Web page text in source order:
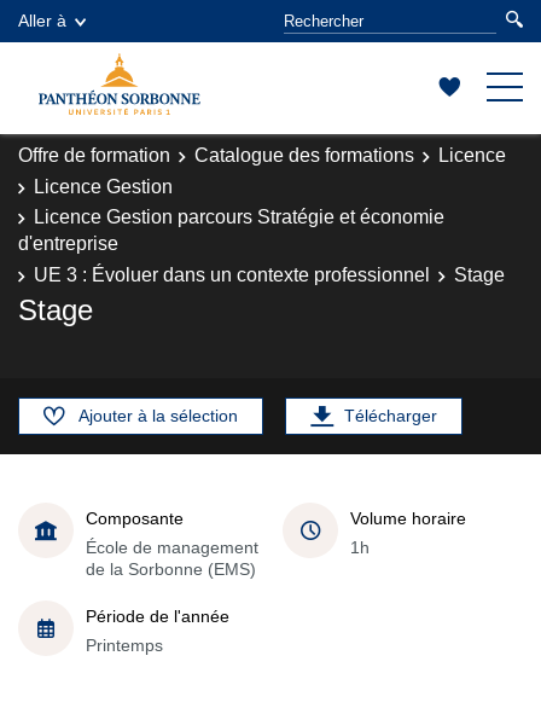
Aller à
Offre de formation Catalogue des formations
Licence
Licence Gestion
Licence Gestion parcours Stratégie et économie
d'entreprise
UE 3 : Évoluer dans un contexte professionnel
Stage
Stage
Ajouter à la sélection Télécharger
Composante
École de management
de la Sorbonne (EMS)
Volume horaire
1h
Période de l'année
Printemps